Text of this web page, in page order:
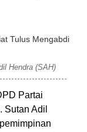
Hendra (SAH)
Partai
Sutan Adil